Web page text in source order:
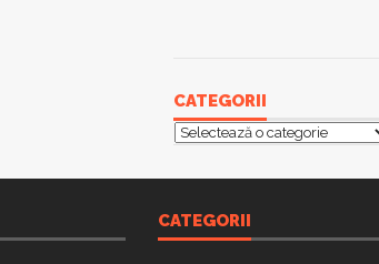
CATEGORII
Categorii
CATEGORII